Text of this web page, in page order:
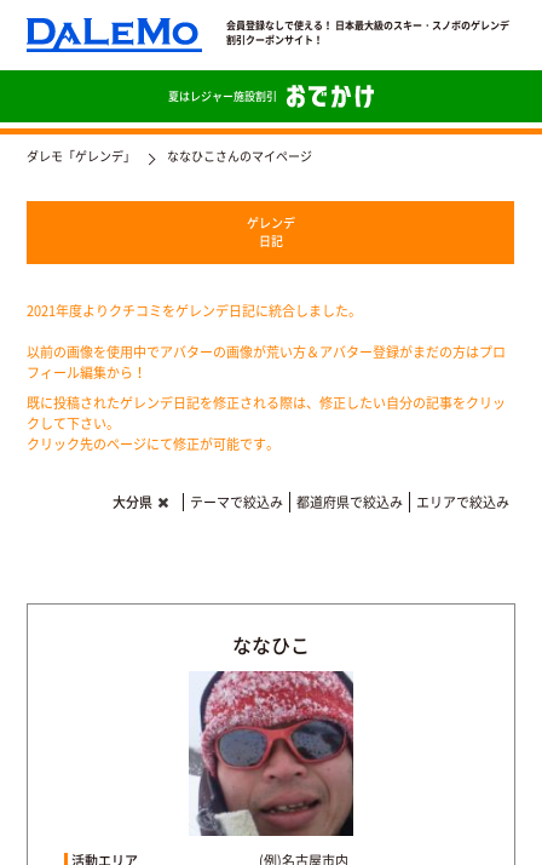
会員登録なしで使える！ 日本最大級のスキー・スノボのゲレンデ
割引クーポンサイト！
夏はレジャー施設割引
ダレモ「ゲレンデ」 ななひこさんのマイページ
ゲレンデ
日記
2021年度よりクチコミをゲレンデ日記に統合しました。
以前の画像を使用中でアバターの画像が荒い方＆アバター登録がまだの方はプロ
フィール編集から！
既に投稿されたゲレンデ日記を修正される際は、修正したい自分の記事をクリッ
クして下さい。
クリック先のページにて修正が可能です。
大分県 テーマで絞込み 都道府県で絞込み エリアで絞込み
ななひこ
活動エリア
(例)名古屋市内